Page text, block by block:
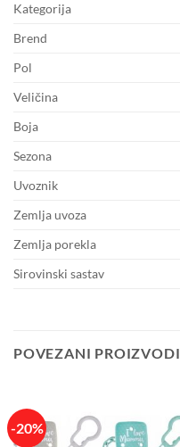
Kategorija
Brend
Pol
Veličina
Boja
Sezona
Uvoznik
Zemlja uvoza
Zemlja porekla
Sirovinski sastav
POVEZANI PROIZVODI
-20%